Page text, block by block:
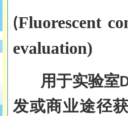
(Fluorescent
evaluation)
用于实验室
发或商业途径